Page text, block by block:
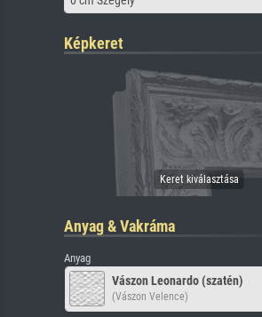
Képkeret
Anyag & Vakráma
Anyag
Vászon Leonardo (szatén)
(Vászon Velence)